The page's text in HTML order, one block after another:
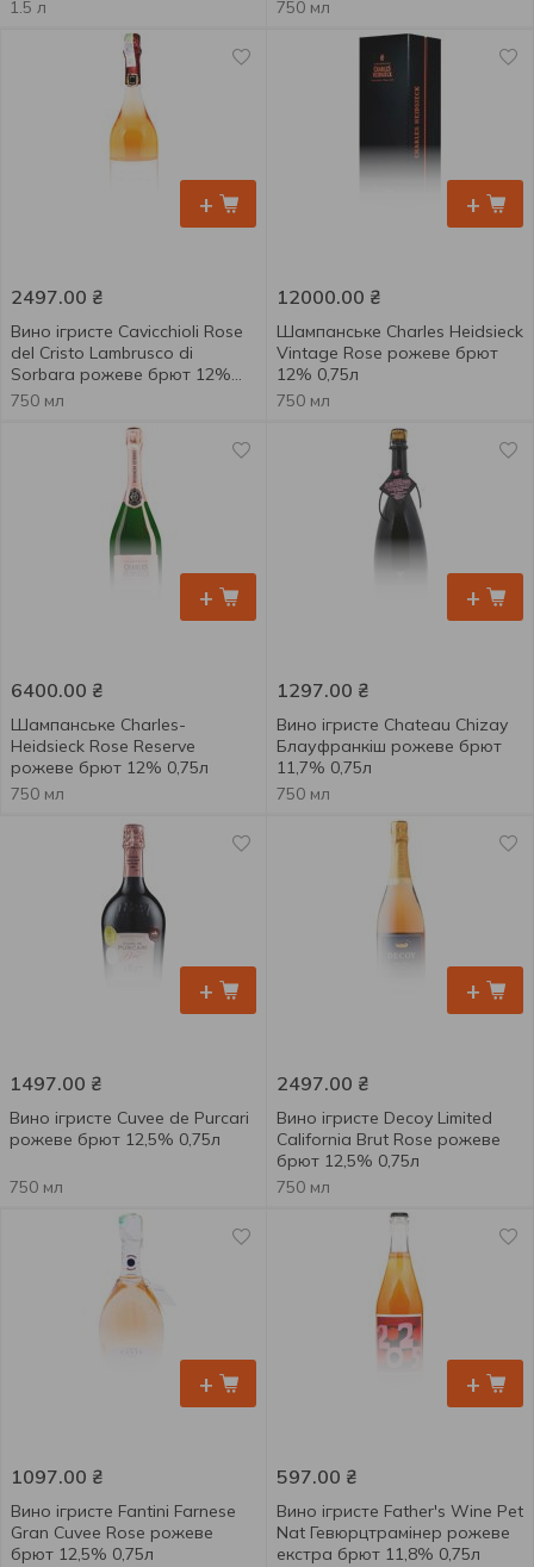
1.5 л 750 мл
+
2497.00 ₴
Вино ігристе Cavicchioli Rose
del Cristo Lambrusco di
Sorbara рожеве брют 12%
0,75л
750 мл
+
12000.00 ₴
Шампанське Charles Heidsieck
Vintage Rose рожеве брют
12% 0,75л
750 мл
+
6400.00 ₴
Шампанське Charles-
Heidsieck Rose Reserve
рожеве брют 12% 0,75л
750 мл
+
1297.00 ₴
Вино ігристе Chateau Chizay
Блауфранкіш рожеве брют
11,7% 0,75л
750 мл
+
1497.00 ₴
Вино ігристе Cuvee de Purcari
рожеве брют 12,5% 0,75л
750 мл
+
2497.00 ₴
Вино ігристе Decoy Limited
California Brut Rose рожеве
брют 12,5% 0,75л
750 мл
+
1097.00 ₴
Вино ігристе Fantini Farnese
Gran Cuvee Rose рожеве
брют 12,5% 0,75л
+
597.00 ₴
Вино ігристе Father's Wine Pet
Nat Гевюрцтрамінер рожеве
екстра брют 11,8% 0,75л